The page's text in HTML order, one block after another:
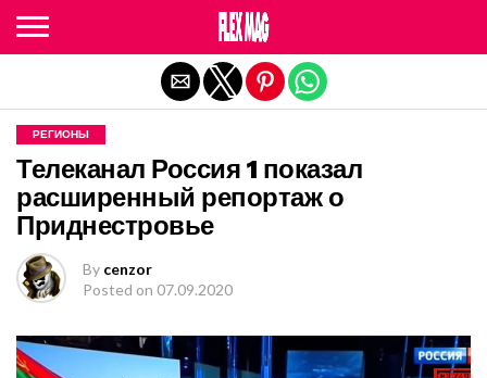
РЕГИОНЫ
Телеканал Россия 1 показал
расширенный репортаж о
Приднестровье
By cenzor
Posted on 07.09.2020
Exit mobile version